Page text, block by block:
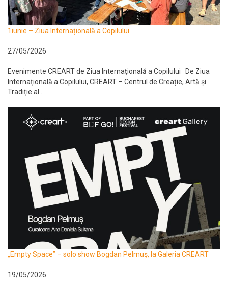
1iunie – Ziua Internațională a Copilului
27/05/2026
Evenimente CREART de Ziua Internațională a Copilului De Ziua
Internațională a Copilului, CREART – Centrul de Creație, Artă și
Tradiție al...
„Empty Space” – solo show Bogdan Pelmuș, la Galeria CREART
19/05/2026